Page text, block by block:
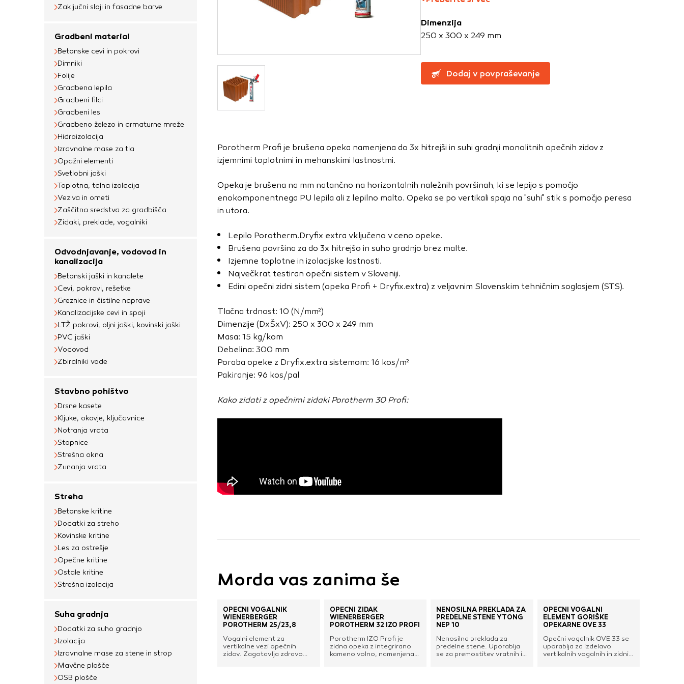
Zaključni sloji in fasadne barve
Gradbeni material
Betonske cevi in pokrovi
Dimniki
Folije
Gradbena lepila
Gradbeni filci
Gradbeni les
Gradbeno železo in armaturne mreže
Hidroizolacija
Izravnalne mase za tla
Opažni elementi
Svetlobni jaški
Toplotna, talna izolacija
Veziva in ometi
Zaščitna sredstva za gradbišča
Zidaki, preklade, vogalniki
Odvodnjavanje, vodovod in
kanalizacija
Betonski jaški in kanalete
Cevi, pokrovi, rešetke
Greznice in čistilne naprave
Kanalizacijske cevi in spoji
LTŽ pokrovi, oljni jaški, kovinski jaški
PVC jaški
Vodovod
Zbiralniki vode
Stavbno pohištvo
Drsne kasete
Kljuke, okovje, ključavnice
Notranja vrata
Stopnice
Strešna okna
Zunanja vrata
Streha
Betonske kritine
Dodatki za streho
Kovinske kritine
Les za ostrešje
Opečne kritine
Ostale kritine
Strešna izolacija
Suha gradnja
Dodatki za suho gradnjo
Izolacija
Izravnalne mase za stene in strop
Mavčne plošče
OSB plošče
Dimenzija
250 x 300 x 249 mm
Dodaj v povpraševanje
Porotherm Profi je brušena opeka namenjena do 3x hitrejši in suhi gradnji monolitnih opečnih zidov z
izjemnimi toplotnimi in mehanskimi lastnostmi.
Opeka je brušena na mm natančno na horizontalnih naležnih površinah, ki se lepijo s pomočjo
enokomponentnega PU lepila ali z lepilno malto. Opeka se po vertikali spaja na "suhi" stik s pomočjo peresa
in utora.
Lepilo Porotherm.Dryfix extra vključeno v ceno opeke.
Brušena površina za do 3x hitrejšo in suho gradnjo brez malte.
Izjemne toplotne in izolacijske lastnosti.
Največkrat testiran opečni sistem v Sloveniji.
Edini opečni zidni sistem (opeka Profi + Dryfix.extra) z veljavnim Slovenskim tehničnim soglasjem (STS).
Tlačna trdnost: 10 (N/mm²)
Dimenzije (DxŠxV): 250 x 300 x 249 mm
Masa: 15 kg/kom
Debelina: 300 mm
Poraba opeke z Dryfix.extra sistemom: 16 kos/m²
Pakiranje: 96 kos/pal
Kako zidati z opečnimi zidaki Porotherm 30 Profi:
Morda vas zanima še
OPEČNI VOGALNIK
WIENERBERGER
POROTHERM 25/23,8
Vogalni element za
vertikalne vezi opečnih
zidov. Zagotavlja zdravo
OPEČNI ZIDAK
WIENERBERGER
POROTHERM 32 IZO PROFI
Porotherm IZO Profi je
zidna opeka z integrirano
kameno volno, namenjena
NENOSILNA PREKLADA ZA
PREDELNE STENE YTONG
NEP 10
Nenosilna preklada za
predelne stene. Uporablja
se za premostitev vratnih in
OPEČNI VOGALNI
ELEMENT GORIŠKE
OPEKARNE OVE 33
Opečni vogalnik OVE 33 se
uporablja za izdelavo
vertikalnih vogalnih in zidnih
Obvezni piškotki
Ti piškotki so nujni za delovanje spletnega mesta, zato jih v naših sistemih ni mogoče izklopiti.
Običajno so nastavljeni samo kot odziv na vaša dejanja, ki vodijo do storitvenih zahtev, na primer
nastavitev zasebnosti, prijava ali izpolnjevanje obrazcev. Na voljo imate nastavitev, da brskalnik
blokira te piškotke ali vas opozori na njih. V tem primeru nekateri deli spletnega mesta ne bodo
Piškotki za učinkovitost delovanja
S temi piškotki štejemo obiske in izvor prometa, da lahko merimo in izboljšamo učinkovitost
priljubljena, in opazujemo, kako se obiskovalci pomikajo po spletnem mestu. Podatki, ki jih piškotki
zbirajo, so združeni in anonimni. Če uporabo teh piškotkov zavrnete, ne bomo vedeli, kdaj ste
Piškotki za ciljno usmerjenost
uporabljajo za izdelavo profila vaših interesov, ki ga nato uporabijo za prikazovanje ustreznih oglasov
na drugih spletnih mestih. Pri delu uporabljajo edinstveno prepoznavanje vašega brskalnika in
naprave. Če zavrnete uporabo teh piškotkov, ne boste deležni našega ciljnega spletnega